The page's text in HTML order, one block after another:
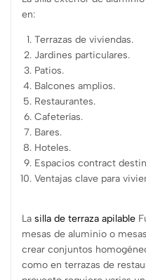
en:
Terrazas de viviendas.
Jardines particulares.
Patios.
Balcones amplios.
Restaurantes.
Cafeterías.
Bares.
Hoteles.
Espacios contract
Ventajas clave para
La silla de terraza apilable
mesas de aluminio o
crear conjuntos
como en terrazas de